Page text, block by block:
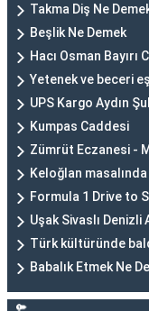
Takma Diş Ne
Beşlik Ne Demek
Hacı Osman Bayırı
Yetenek ve beceri
UPS Kargo Aydın
Kumpas Caddesi
Zümrüt Eczanesi -
Keloğlan
Formula 1 Drive to
Uşak Sivaslı Denizli
Türk kültüründe
Babalık Etmek Ne